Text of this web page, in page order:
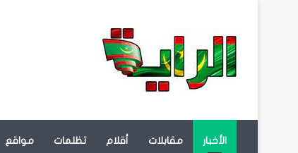
الأخبار مقابلات أقلام تظلمات مواقع